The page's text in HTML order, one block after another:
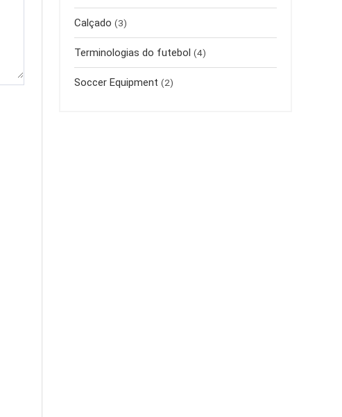
Calçado (3)
Terminologias do futebol (4)
Soccer Equipment (2)